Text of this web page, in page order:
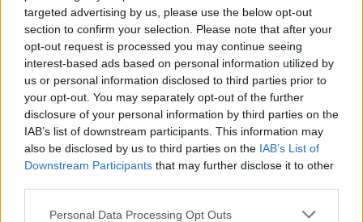
targeted advertising by us, please use the below opt-out
section to confirm your selection. Please note that after your
opt-out request is processed you may continue seeing
interest-based ads based on personal information utilized by
us or personal information disclosed to third parties prior to
your opt-out. You may separately opt-out of the further
disclosure of your personal information by third parties on the
IAB’s list of downstream participants. This information may
also be disclosed by us to third parties on the IAB’s List of
Downstream Participants that may further disclose it to other
Personal Data Processing Opt Outs
merginą, kuri išdrįso bent jau kažką pasakyti.
Bet mes, visuomenininkai, darome jų darbą –
ir tai visi žino. Mes keliame klausimus, kurių
niekas nenori kelti. Kalbame apie tai, apie ką
kiti tyli. Už tai negauname atlygio, bet
darome, nes valstybė turi judėti pirmyn.
Socialiniai tinklai davė mums balsą –